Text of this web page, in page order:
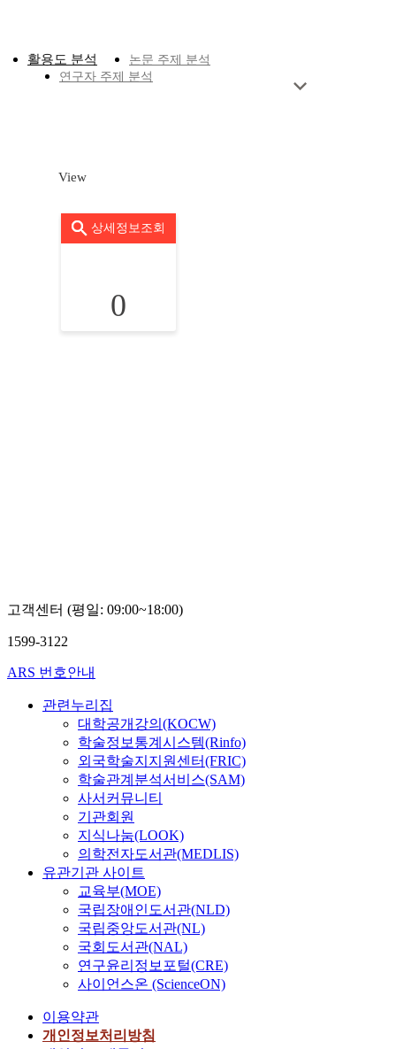
활용도 분석
논문 주제 분석
연구자 주제 분석
View
상세정보조회
0
고객센터 (평일: 09:00~18:00)
1599-3122
ARS 번호안내
관련누리집
대학공개강의(KOCW)
학술정보통계시스템(Rinfo)
외국학술지지원센터(FRIC)
학술관계분석서비스(SAM)
사서커뮤니티
기관회원
지식나눔(LOOK)
의학전자도서관(MEDLIS)
유관기관 사이트
교육부(MOE)
국립장애인도서관(NLD)
국립중앙도서관(NL)
국회도서관(NAL)
연구윤리정보포털(CRE)
사이언스온 (ScienceON)
이용약관
개인정보처리방침